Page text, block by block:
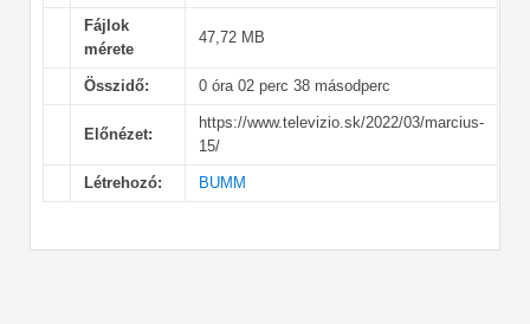
Fájlok
mérete
47,72 MB
Összidő: 0 óra 02 perc 38 másodperc
Előnézet:
https://www.televizio.sk/2022/03/marcius-
15/
Létrehozó: BUMM